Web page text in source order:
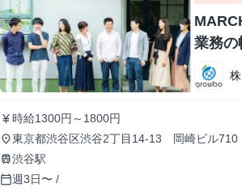
業務の
currency_yen時給1300円～1800円
place東京都渋谷区渋谷2丁目14-13 岡崎ビル710
train渋谷駅
calendar_today週3日〜 /